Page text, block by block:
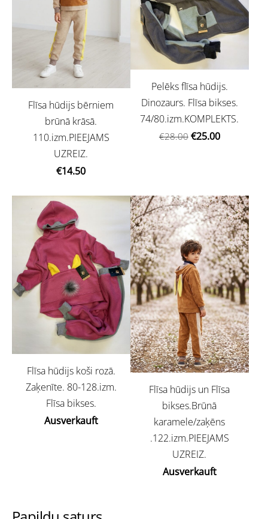
Flīsa hūdijs bērniem
brūnā krāsā.
110.izm.PIEEJAMS
UZREIZ.
€14.50
Pelēks flīsa hūdijs.
Dinozaurs. Flīsa bikses.
74/80.izm.KOMPLEKTS.
€28.00 €25.00
Flīsa hūdijs koši rozā.
Zaķenīte. 80-128.izm.
Flīsa bikses.
Ausverkauft
Flīsa hūdijs un Flīsa
bikses.Brūnā
karamele/zaķēns
.122.izm.PIEEJAMS
UZREIZ.
Ausverkauft